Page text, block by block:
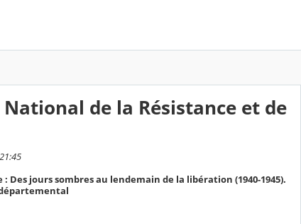
de la Résistance et de
Des jours sombres au lendemain de la libération (1940-1945).